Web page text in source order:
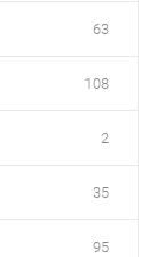
63
108
2
35
95